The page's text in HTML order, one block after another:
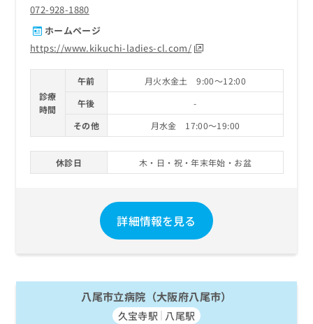
072-928-1880
ホームページ
https://www.kikuchi-ladies-cl.com/
診療
時間
午前
月火水金土 9:00～12:00
午後
-
その他
月水金 17:00～19:00
休診日 木・日・祝・年末年始・お盆
詳細情報を見る
八尾市立病院（大阪府八尾市）
久宝寺駅 八尾駅